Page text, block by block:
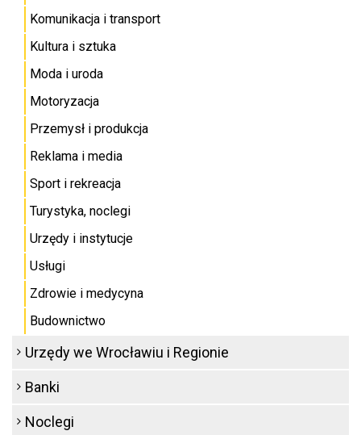
Komunikacja i transport
Kultura i sztuka
Moda i uroda
Motoryzacja
Przemysł i produkcja
Reklama i media
Sport i rekreacja
Turystyka, noclegi
Urzędy i instytucje
Usługi
Zdrowie i medycyna
Budownictwo
Urzędy we Wrocławiu i Regionie
Banki
Noclegi